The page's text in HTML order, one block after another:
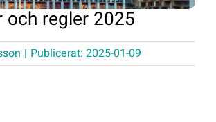
och regler 2025
| Publicerat: 2025-01-09